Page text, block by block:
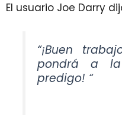
El usuario Joe Darry
“¡Buen
pondrá a
predigo! “